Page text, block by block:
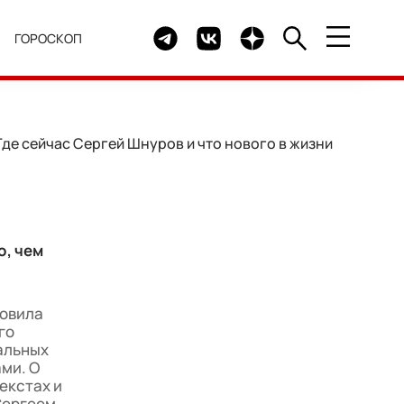
ГОРОСКОП Telegram канал HELLO
Группа HELLO Вконтакте
Канал HELLO в Дзен
сейчас Сергей Шнуров и что нового в жизни
чем
О
и